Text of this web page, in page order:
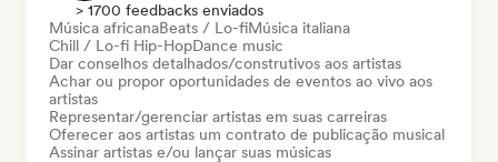
> 1700 feedbacks enviados
Música africanaBeats / Lo-fiMúsica italiana
Chill / Lo-fi Hip-HopDance music
Dar conselhos detalhados/construtivos aos artistas
Achar ou propor oportunidades de eventos ao vivo aos
artistas
Representar/gerenciar artistas em suas carreiras
Oferecer aos artistas um contrato de publicação musical
Assinar artistas e/ou lançar suas músicas